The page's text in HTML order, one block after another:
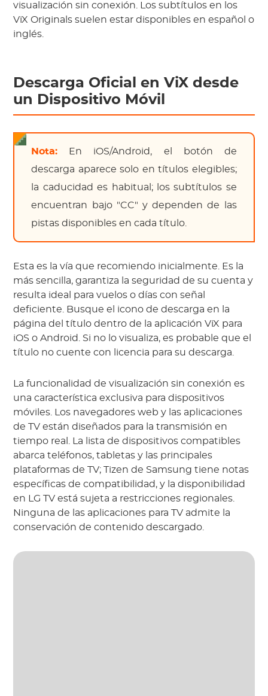
visualización sin conexión. Los subtítulos en los
ViX Originals suelen estar disponibles en español o
inglés.
Descarga Oficial en ViX desde
un Dispositivo Móvil
Nota: En iOS/Android, el botón de
descarga aparece solo en títulos elegibles;
la caducidad es habitual; los subtítulos se
encuentran bajo "CC" y dependen de las
pistas disponibles en cada título.
Esta es la vía que recomiendo inicialmente. Es la
más sencilla, garantiza la seguridad de su cuenta y
resulta ideal para vuelos o días con señal
deficiente. Busque el icono de descarga en la
página del título dentro de la aplicación ViX para
iOS o Android. Si no lo visualiza, es probable que el
título no cuente con licencia para su descarga.
La funcionalidad de visualización sin conexión es
una característica exclusiva para dispositivos
móviles. Los navegadores web y las aplicaciones
de TV están diseñados para la transmisión en
tiempo real. La lista de dispositivos compatibles
abarca teléfonos, tabletas y las principales
plataformas de TV; Tizen de Samsung tiene notas
específicas de compatibilidad, y la disponibilidad
en LG TV está sujeta a restricciones regionales.
Ninguna de las aplicaciones para TV admite la
conservación de contenido descargado.